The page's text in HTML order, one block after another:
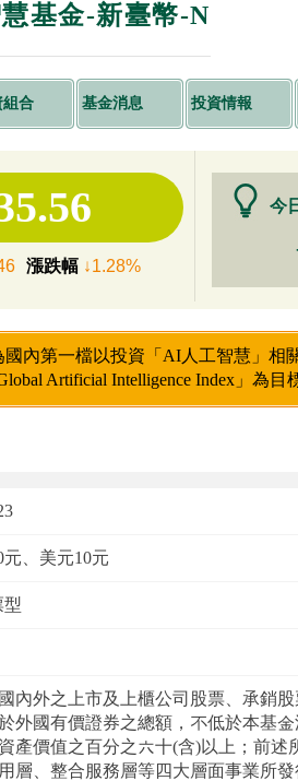
基金-新臺幣-N
組合 基金消息 投資情報
漲跌幅↓1.28%
今
國內第一檔以投資「AI人工智慧」相
Artificial Intelligence Index」為目
元、美元10元
型
內外之上市及上櫃公司股票、承銷
外國有價證券之總額，不低於本基
產價值之百分之六十(含)以上；前
層、整合服務層等四大層面事業所